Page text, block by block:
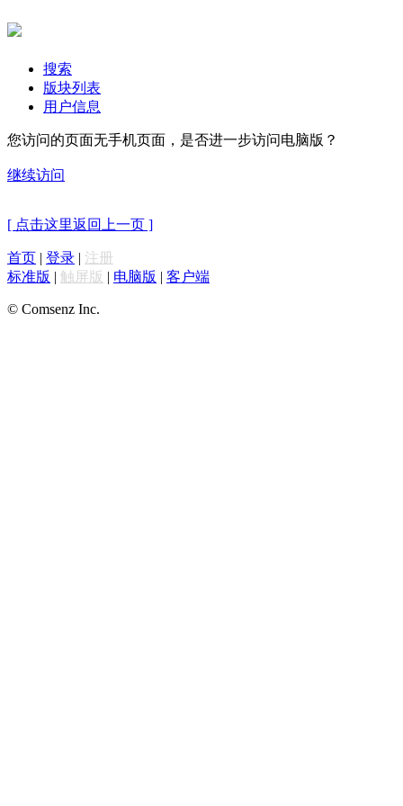
搜索
版块列表
用户信息
您访问的页面无手机页面，是否进一步访问电脑版？
继续访问
[ 点击这里返回上一页 ]
首页 | 登录 | 注册
标准版 | 触屏版 | 电脑版 | 客户端
© Comsenz Inc.